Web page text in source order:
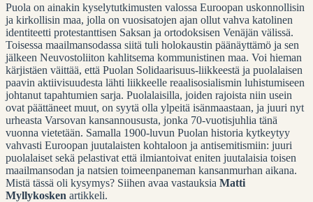
Puola on ainakin kyselytutkimusten valossa Euroopan uskonnollisin
ja kirkollisin maa, jolla on vuosisatojen ajan ollut vahva katolinen
identiteetti protestanttisen Saksan ja ortodoksisen Venäjän välissä.
Toisessa maailmansodassa siitä tuli holokaustin päänäyttämö ja sen
jälkeen Neuvostoliiton kahlitsema kommunistinen maa. Voi hieman
kärjistäen väittää, että Puolan Solidaarisuus-liikkeestä ja puolalaisen
paavin aktiivisuudesta lähti liikkeelle reaalisosialismin luhistumiseen
johtanut tapahtumien sarja. Puolalaisilla, joiden rajoista niin usein
ovat päättäneet muut, on syytä olla ylpeitä isänmaastaan, ja juuri nyt
urheasta Varsovan kansannoususta, jonka 70-vuotisjuhlia tänä
vuonna vietetään. Samalla 1900-luvun Puolan historia kytkeytyy
vahvasti Euroopan juutalaisten kohtaloon ja antisemitismiin: juuri
puolalaiset sekä pelastivat että ilmiantoivat eniten juutalaisia toisen
maailmansodan ja natsien toimeenpaneman kansanmurhan aikana.
Mistä tässä oli kysymys? Siihen avaa vastauksia Matti
Myllykosken artikkeli.